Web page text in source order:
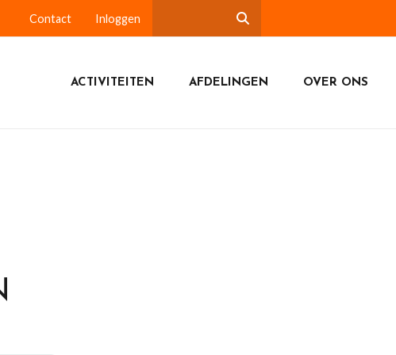
Contact Inloggen
ACTIVITEITEN AFDELINGEN OVER ONS